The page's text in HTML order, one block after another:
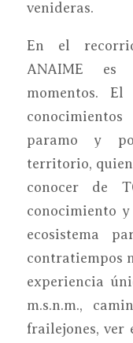
venideras.
En el
ANAIME es
momentos.
paramo y
territorio,
conocer de
conocimiento
ecosistema
contratiempos
experiencia
m.s.n.m.,
frailejones, ver